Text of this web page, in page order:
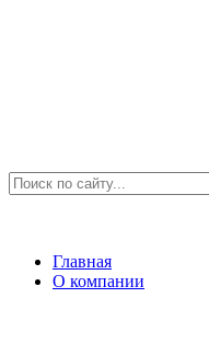
Главная
О компании